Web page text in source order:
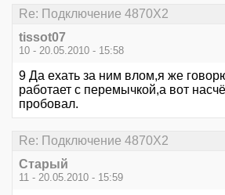
Re: Подключение 4870Х2
tissot07
10 - 20.05.2010 - 15:58
9 Да ехать за ним влом,я же
работает с перемычкой,а вот
пробовал.
Re: Подключение 4870Х2
Старый
11 - 20.05.2010 - 15:59